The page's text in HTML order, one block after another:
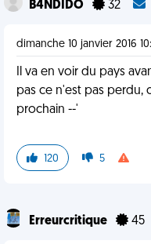
B4NDIDO 32
dimanche 10 janvier 2016
Il va en voir du pays
pas ce n'est pas perdu,
prochain --'
120 5
Erreurcritique 45